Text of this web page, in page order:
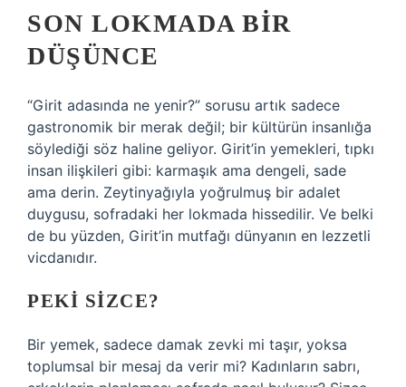
SON LOKMADA BIR
DÜŞÜNCE
“Girit adasında ne yenir?” sorusu artık sadece
gastronomik bir merak değil; bir kültürün insanlığa
söylediği söz haline geliyor. Girit’in yemekleri, tıpkı
insan ilişkileri gibi: karmaşık ama dengeli, sade
ama derin. Zeytinyağıyla yoğrulmuş bir adalet
duygusu, sofradaki her lokmada hissedilir. Ve belki
de bu yüzden, Girit’in mutfağı dünyanın en lezzetli
vicdanıdır.
PEKI SIZCE?
Bir yemek, sadece damak zevki mi taşır, yoksa
toplumsal bir mesaj da verir mi? Kadınların sabrı,